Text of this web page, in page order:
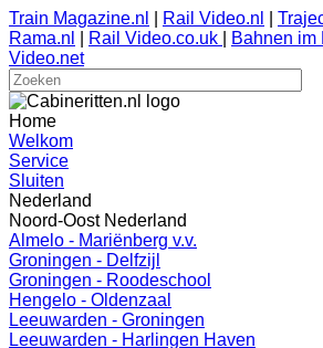
Train Magazine.nl Rail Video.nl
Rama.nl
Rail Video.co.uk Bahnen im
Video.net
Home
Welkom
Service
Sluiten
Nederland
Noord-Oost Nederland
Almelo - Mariënberg v.v.
Groningen - Delfzijl
Groningen - Roodeschool
Hengelo - Oldenzaal
Leeuwarden - Groningen
Leeuwarden - Harlingen Haven